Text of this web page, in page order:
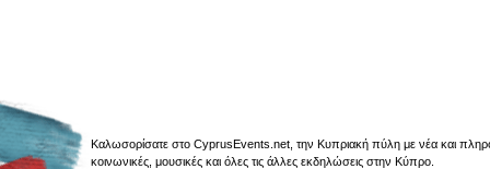
Καλωσορίσατε στο CyprusEvents.net, την Κυπριακή πύλη με νέα και
κοινωνικές, μουσικές και όλες τις άλλες εκδηλώσεις στην Κύπρο.